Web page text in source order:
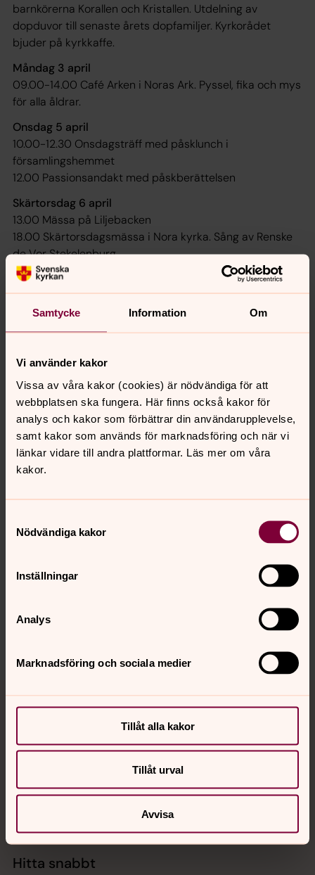
Samtycke Information Om
Vi använder kakor
Vissa av våra kakor (cookies) är nödvändiga för att
webbplatsen ska fungera. Här finns också kakor för
analys och kakor som förbättrar din användarupplevelse,
samt kakor som används för marknadsföring och när vi
länkar vidare till andra plattformar. Läs mer om våra
kakor.
Nödvändiga kakor
Inställningar
Analys
Marknadsföring och sociala medier
Tillåt alla kakor
Tillåt urval
Avvisa
barnkörerna Korallen och Kristallen. Utdelning av
dopduvor till senaste årets dopfamiljer. Kyrkorådet
bjuder på kyrkkaffe.
Måndag 3 april
09.00-14.00 Café Arken i Noras Ark. Pyssel, fika och mys
för alla åldrar.
Onsdag 5 april
10.00-12.30 Onsdagsträff med påsklunch i
församlingshemmet
12.00 Passionsandakt med påskberättelsen
Skärtorsdag 6 april
13.00 Mässa på Liljebacken
18.00 Skärtorsdagsmässa i Nora kyrka. Sång av Renske
de Vor Stekelenburg.
Långfredag 7 april
15.00Långfredagsgudstjänst i Nora kyrka
Påskafton 8 april
15.00 Äggletning vid Noras Ark för barn i alla åldrar. Fika
Påskdagen 9 april
11.00 Påskdagsgudstjänst i Nora kyrka. Sång av
Kyrkokören.
Annandag påsk 10 april
11.00 Sammanlyst högmässa i Uppsala domkyrka
Synpunkter eller frågor på sidans
nora.tarnsjo.forsamling@svenskakyrkan.se
Kontakt
Hitta snabbt